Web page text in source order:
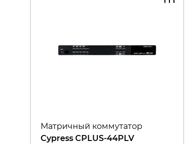
Матричный коммутатор
Cypress CPLUS-44PLV